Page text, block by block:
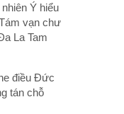
Ý hiểu
vạn chư
La Tam
điều Đức
tán chỗ